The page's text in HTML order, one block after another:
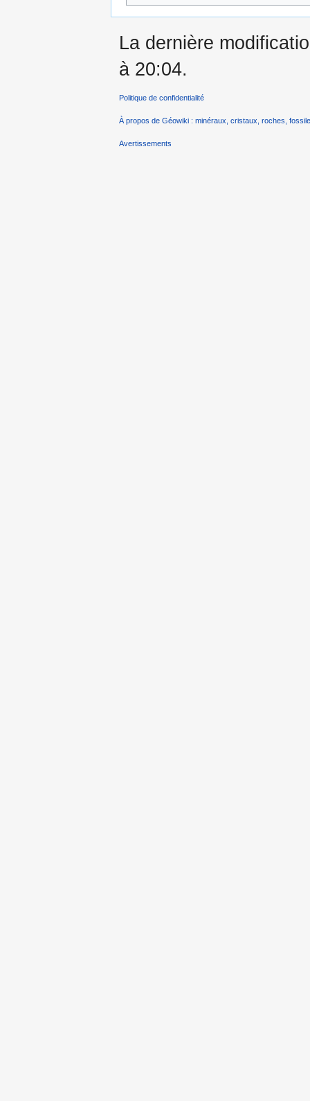
La dernière
à 20:04.
Politique de confidentialité
À propos de Géowiki : minéraux, cristaux, roches,
Avertissements